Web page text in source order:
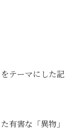
テーマにした記
有害な「異物」